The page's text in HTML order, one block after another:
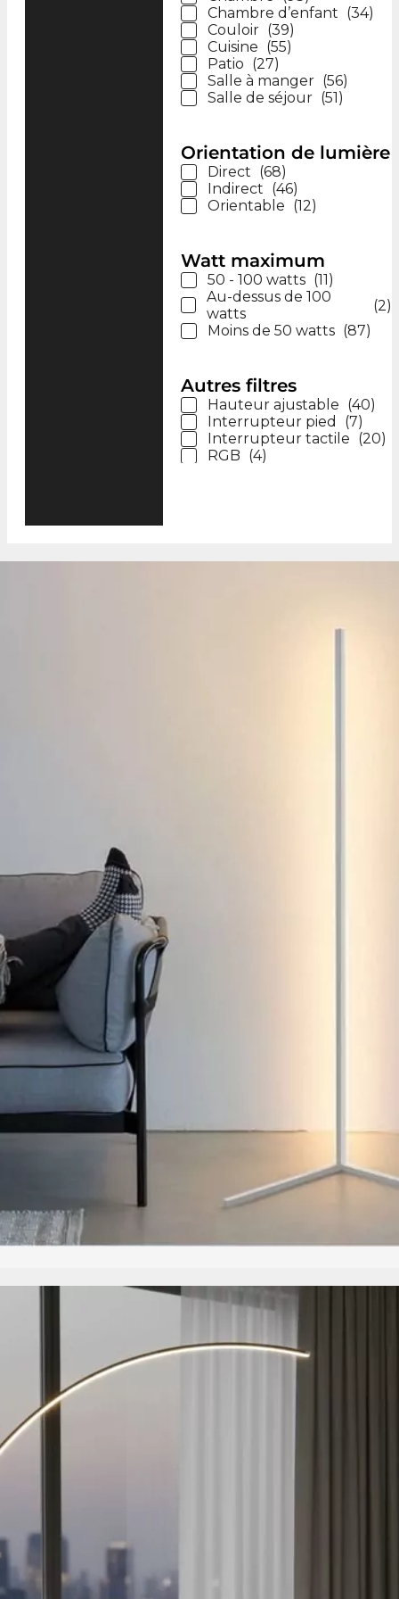
Chambre d’enfant (34)
Couloir (39)
Cuisine (55)
Patio (27)
Salle à manger (56)
Salle de séjour (51)
Orientation de lumière
Direct (68)
Indirect (46)
Orientable (12)
Watt maximum
50 - 100 watts (11)
Au-dessus de 100
watts
(2)
Moins de 50 watts (87)
Autres filtres
Hauteur ajustable (40)
Interrupteur pied
(7)
Interrupteur tactile (20)
RGB (4)